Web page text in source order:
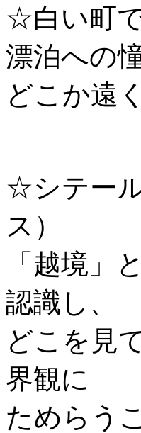
☆白い町
漂泊への
どこか遠
☆シテー
ス）
「越境」
認識し、
どこを見
界観に
ためらう